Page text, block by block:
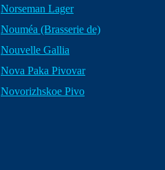
Norseman Lager
Nouméa (Brasserie de)
Nouvelle Gallia
Nova Paka Pivovar
Novorizhskoe Pivo